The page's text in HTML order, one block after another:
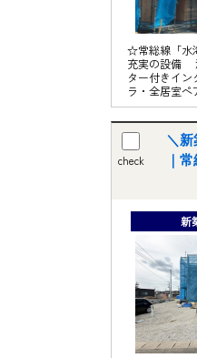
☆常総線「水
充実の設備
ター付きイン
ラ・全居室ペ
キッチン等 ☆
て軽減する制
採用 《周辺
校……約1600
校……約1900
ンズ淵頭店
約450ｍ 〇
check
＼
｜
新